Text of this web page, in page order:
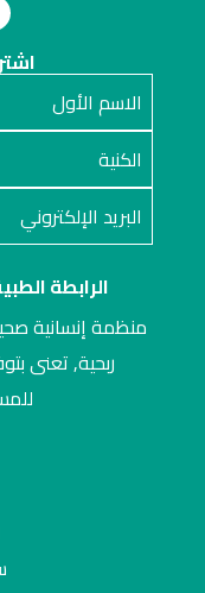
الرابطة
منظمة إنسانية
ربحية, تعنى